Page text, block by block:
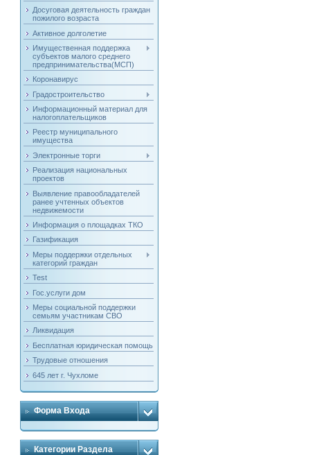
Досуговая деятельность граждан
пожилого возраста
Активное долголетие
Имущественная поддержка
субъектов малого среднего
предпринимательства(МСП)
Коронавирус
Градостроительство
Информационный материал для
налогоплательщиков
Реестр муниципального
имущества
Электронные торги
Реализация национальных
проектов
Выявление правообладателей
ранее учтенных объектов
недвижемости
Информация о площадках ТКО
Газификация
Меры поддержки отдельных
категорий граждан
Test
Гос.услуги дом
Меры социальной поддержки
семьям участникам СВО
Ликвидация
Бесплатная юридическая помощь
Трудовые отношения
645 лет г. Чухломе
Форма Входа
Категории Раздела